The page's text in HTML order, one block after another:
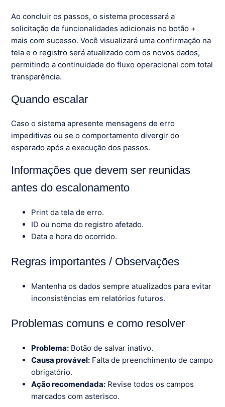
Ao concluir os passos, o sistema processará a
solicitação de funcionalidades adicionais no botão +
mais com sucesso. Você visualizará uma confirmação na
tela e o registro será atualizado com os novos dados,
permitindo a continuidade do fluxo operacional com total
transparência.
Quando escalar
Caso o sistema apresente mensagens de erro
impeditivas ou se o comportamento divergir do
esperado após a execução dos passos.
Informações que devem ser reunidas
antes do escalonamento
Print da tela de erro.
ID ou nome do registro afetado.
Data e hora do ocorrido.
Regras importantes / Observações
Mantenha os dados sempre atualizados para evitar
inconsistências em relatórios futuros.
Problemas comuns e como resolver
Problema: Botão de salvar inativo.
Causa provável: Falta de preenchimento de campo
obrigatório.
Ação recomendada: Revise todos os campos
marcados com asterisco.